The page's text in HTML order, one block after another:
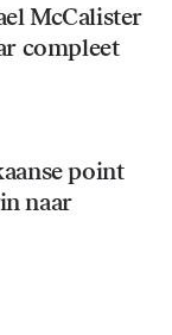
McCalister
compleet
point
naar